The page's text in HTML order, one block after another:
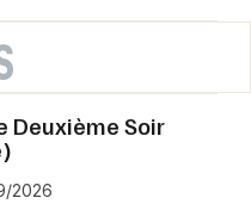
Deuxième Soir
2026